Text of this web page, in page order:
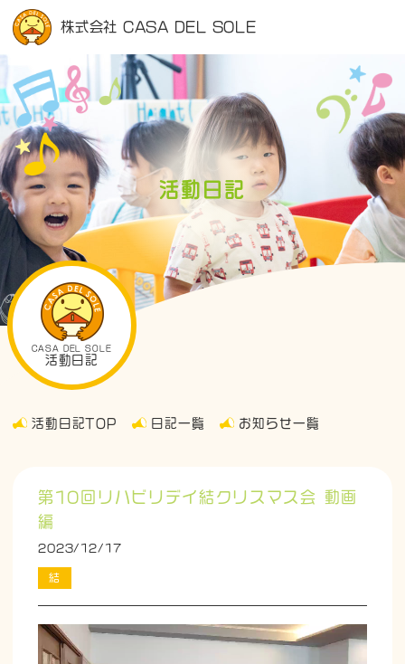
株式会社 CASA DEL SOLE
活動日記
CASA DEL SOLE
活動日記
活動日記TOP 日記一覧 お知らせ一覧
第10回リハビリデイ結クリスマス会 動画
編
2023/12/17
結
動
プ